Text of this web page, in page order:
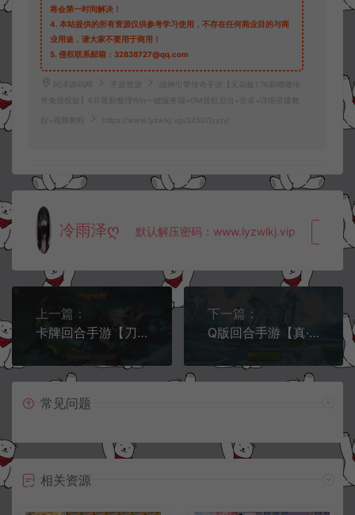
将会第一时间解决！
4. 本站提供的所有资源仅供参考学习使用，不存在任何商业目的与商
业用途，请大家不要用于商用！
5. 侵权联系邮箱：32838727@qq.com
阿泽源码网 手游资源
战神引擎传奇手游【天花板1.76新嘟嘟传
奇免授权版】6月最新整理Win一键服务端+GM授权后台+安卓+详细搭建教
程+视频教程 https://www.lyzwlkj.vip/34507/syzy/
冷雨泽ღ 默认解压密码：www.lyzwlkj.vip 复
上一篇：
卡牌回合手游【刀塔英雄2暗黑版】6月最新整理Win一键服务端+管理后台+GM授权后台+安卓苹果双端+详细搭建教程+视频教程
下一篇：
Q版回合手游【真·最强魔力宝贝完整版】6月最新整理Win一键服务端+多功能GM授权后台+安卓苹果双端+详细搭建教程+视频教程
常见问题
相关资源